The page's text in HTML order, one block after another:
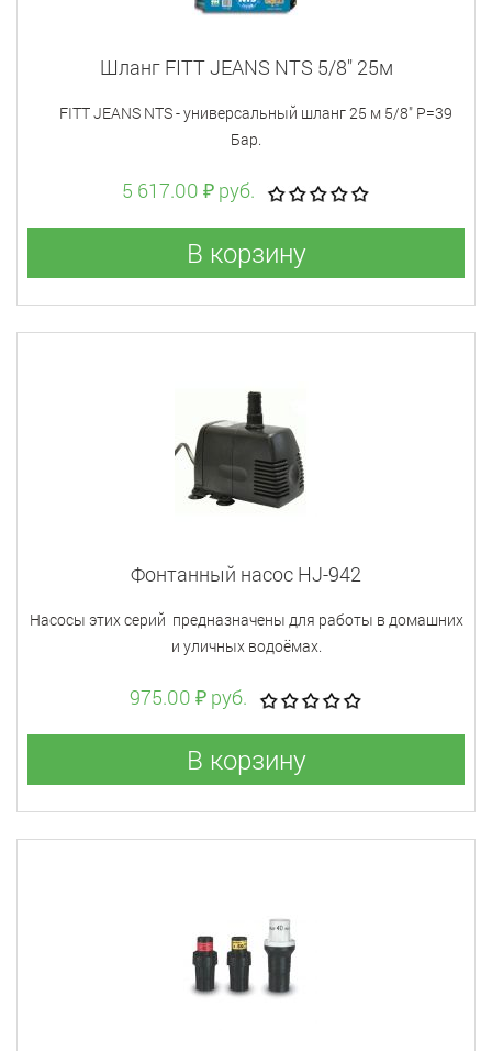
Шланг FITT JEANS NTS 5/8" 25м
FITT JEANS NTS - универсальный шланг 25 м 5/8" Р=39
Бар.
5 617.00 ₽ руб.
В корзину
Фонтанный насос HJ-942
Насосы этих серий предназначены для работы в домашних
и уличных водоёмах.
975.00 ₽ руб.
В корзину